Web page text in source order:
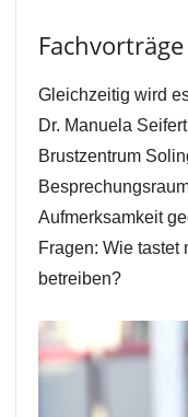
Gleichzeitig wird
Dr. Manuela
Brustzentrum
Aufmerksamkeit
Fragen: Wie
betreiben?